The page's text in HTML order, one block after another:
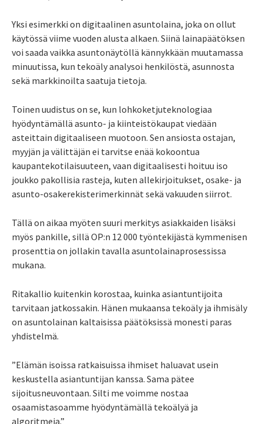
Yksi esimerkki on digitaalinen asuntolaina, joka on ollut
käytössä viime vuoden alusta alkaen. Siinä lainapäätöksen
voi saada vaikka asuntonäytöllä kännykkään muutamassa
minuutissa, kun tekoäly analysoi henkilöstä, asunnosta
sekä markkinoilta saatuja tietoja.
Toinen uudistus on se, kun lohkoketjuteknologiaa
hyödyntämällä asunto- ja kiinteistökaupat viedään
asteittain digitaaliseen muotoon. Sen ansiosta ostajan,
myyjän ja välittäjän ei tarvitse enää kokoontua
kaupantekotilaisuuteen, vaan digitaalisesti hoituu iso
joukko pakollisia rasteja, kuten allekirjoitukset, osake- ja
asunto-osake­rekisterimerkinnät sekä vakuuden siirrot.
Tällä on aikaa myöten suuri merkitys asiakkaiden lisäksi
myös pankille, sillä OP:n 12 000 työntekijästä kymmenisen
prosenttia on jollakin tavalla asuntolainaprosessissa
mukana.
Ritakallio kuitenkin korostaa, kuinka asiantuntijoita
tarvitaan jatkossakin. Hänen mukaansa tekoäly ja ihmisäly
on asuntolainan kaltaisissa päätöksissä monesti paras
yhdistelmä.
”Elämän isoissa ratkaisuissa ihmiset haluavat usein
keskustella asiantuntijan kanssa. Sama pätee
sijoitusneuvontaan. Silti me voimme nostaa
osaamistasoamme hyödyntämällä tekoälyä ja
algoritmeja.”